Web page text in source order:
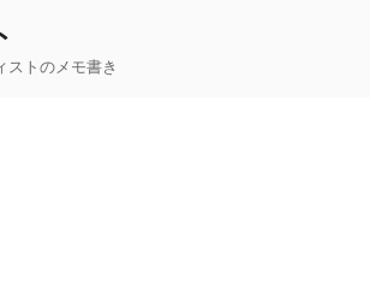
ストのメモ書き